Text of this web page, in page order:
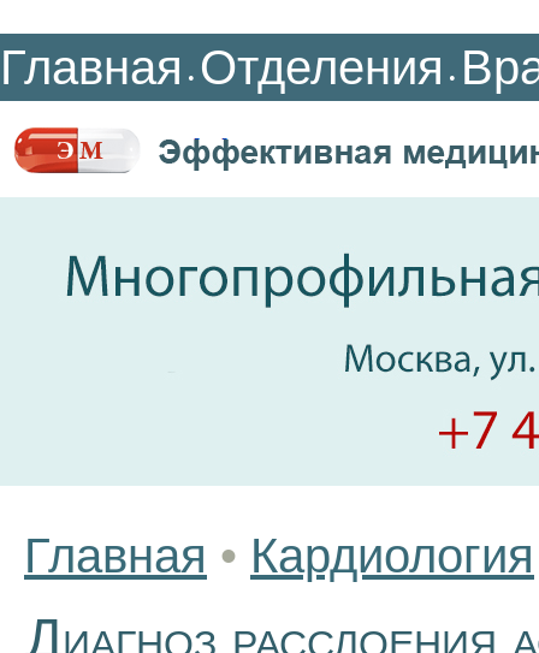
Главная • Отделения •
Главная • Кардиология
Диагноз расслоения